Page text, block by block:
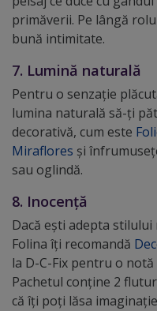
primăverii. Pe lângă
bună intimitate.
7. Lumină naturală
Pentru o senzație
lumina naturală să-ți
decorativă, cum este
Miraflores și
sau oglindă.
8. Inocență
Dacă ești adepta
Folina îți recomandă
la D-C-Fix pentru o
Pachetul conține 2
că îți poți lăsa